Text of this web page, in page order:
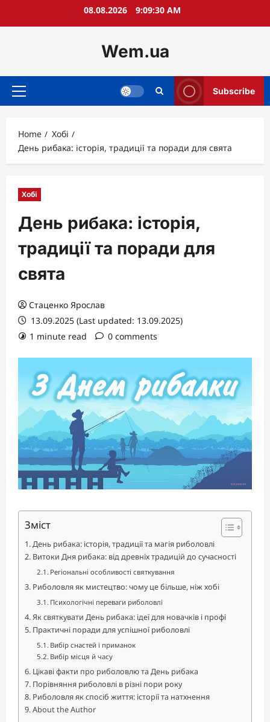
08.08.2026 9:09:31 AM
Wem.ua
Primary
Subscribe
Home
Хобі
День рибака: історія, традиції та поради для свята
Хобі
День рибака: історія,
традиції та поради для
свята
Стаценко Ярослав
13.09.2025 (Last updated: 13.09.2025)
1 minute read
0 comments
Зміст
День рибака: історія, традиції та магія риболовлі
Витоки Дня рибака: від древніх традицій до сучасності
Регіональні особливості святкування
Риболовля як мистецтво: чому це більше, ніж хобі
Психологічні переваги риболовлі
Як святкувати День рибака: ідеї для новачків і профі
Практичні поради для успішної риболовлі
Вибір снастей і приманок
Вибір місця й часу
Цікаві факти про риболовлю та День рибака
Порівняння риболовлі в різні пори року
Риболовля як спосіб життя: історії та натхнення
About the Author